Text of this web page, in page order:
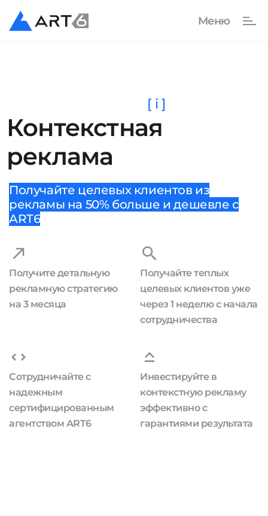
Контекстная
реклама
[ i ]
Получайте целевых клиентов из
рекламы на 50% больше и дешевле с
ART6
Получите детальную
рекламную стратегию
на 3 месяца
Получайте теплых
целевых клиентов уже
через 1 неделю с начала
сотрудничества
Сотрудничайте с
надежным
сертифицированным
агентством ART6
Инвестируйте в
контекстную рекламу
эффективно с
гарантиями результата